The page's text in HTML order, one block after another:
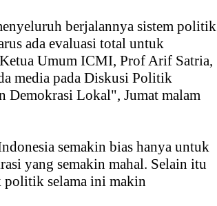
berjalannya sistem politik
ada evaluasi total untuk
Umum ICMI, Prof Arif Satria,
media pada Diskusi Politik
Demokrasi Lokal", Jumat malam
semakin bias hanya untuk
yang semakin mahal. Selain itu
politik selama ini makin